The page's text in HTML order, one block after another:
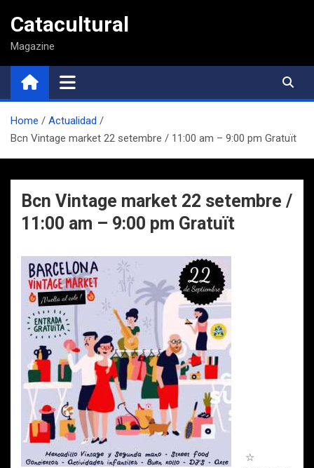
contenido
Catacultural
Magazine
Home
Actualidad
Bcn Vintage market 22 setembre / 11:00 am – 9:00 pm Gratuït
Bcn Vintage market 22 setembre /
11:00 am – 9:00 pm Gratuït
☆